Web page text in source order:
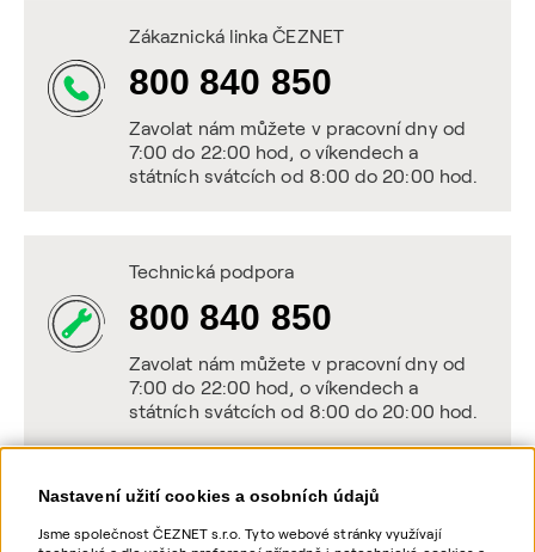
Nastavení užití cookies a osobních údajů
Jsme společnost ČEZNET s.r.o. Tyto webové stránky využívají
Zákaznická linka ČEZNET
800 840 850
Zavolat nám můžete v pracovní dny od
7:00 do 22:00 hod, o víkendech a
státních svátcích od 8:00 do 20:00 hod.
Technická podpora
800 840 850
Zavolat nám můžete v pracovní dny od
7:00 do 22:00 hod, o víkendech a
státních svátcích od 8:00 do 20:00 hod.
Napište nám